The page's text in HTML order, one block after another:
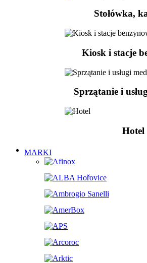
Stołówka,
Kiosk i stacje
Sprzątanie i
Hotel
MARKI